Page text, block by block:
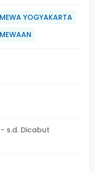
YOGYAKARTA
s.d. Dicabut